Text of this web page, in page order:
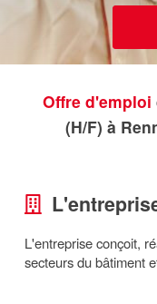
Offre d'emploi
(H/F) à
L'entreprise conçoit,
secteurs du bâtiment